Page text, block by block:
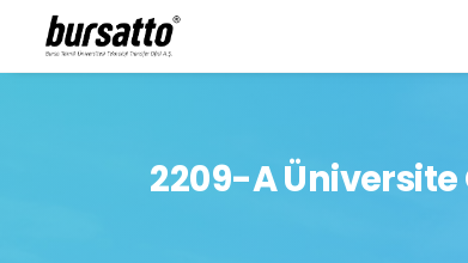
2209-A Üniversite